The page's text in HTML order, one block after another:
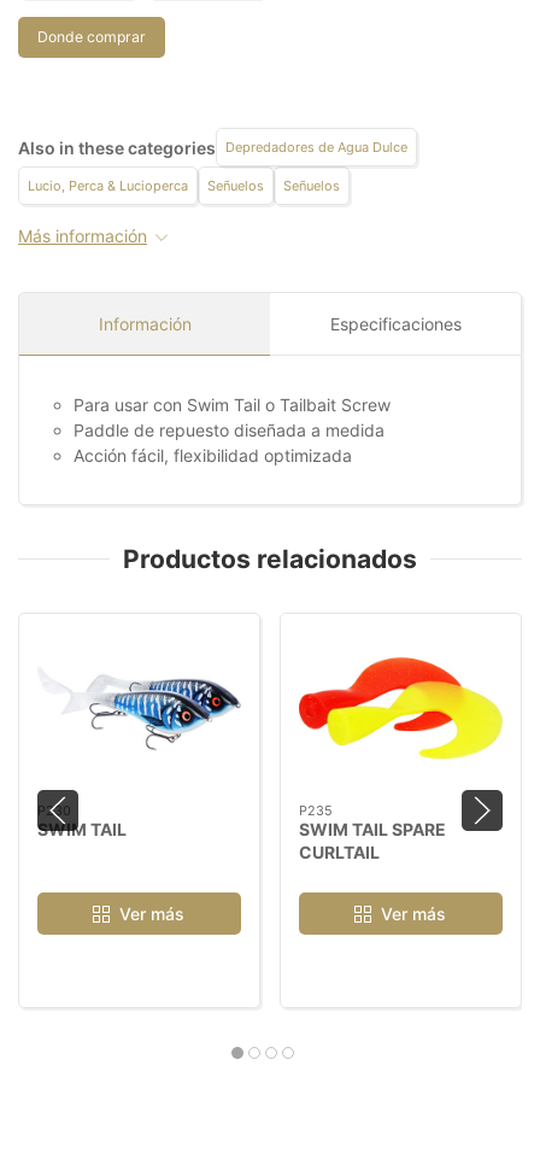
Donde comprar
Also in these categories Depredadores de Agua Dulce
Lucio, Perca & Lucioperca Señuelos Señuelos
Más información
Información Especificaciones
Para usar con Swim Tail o Tailbait Screw
Paddle de repuesto diseñada a medida
Acción fácil, flexibilidad optimizada
Productos relacionados
P230
SWIM TAIL
Ver más
P235
SWIM TAIL SPARE
CURLTAIL
Ver más